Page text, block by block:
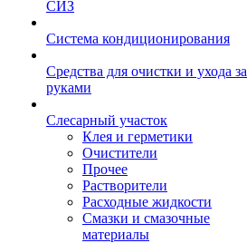
СИЗ
Система кондиционирования
Средства для очистки и ухода за
руками
Слесарный участок
Клея и герметики
Очистители
Прочее
Растворители
Расходные жидкости
Смазки и смазочные
материалы